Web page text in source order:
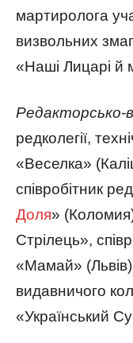
мартиролога
визвольних
«Наші Лицарі й
Редакторсько-
редколегії,
«Веселка»
співробітник
Доля»
Стрілець»,
«Мамай»
видавничого
«Український